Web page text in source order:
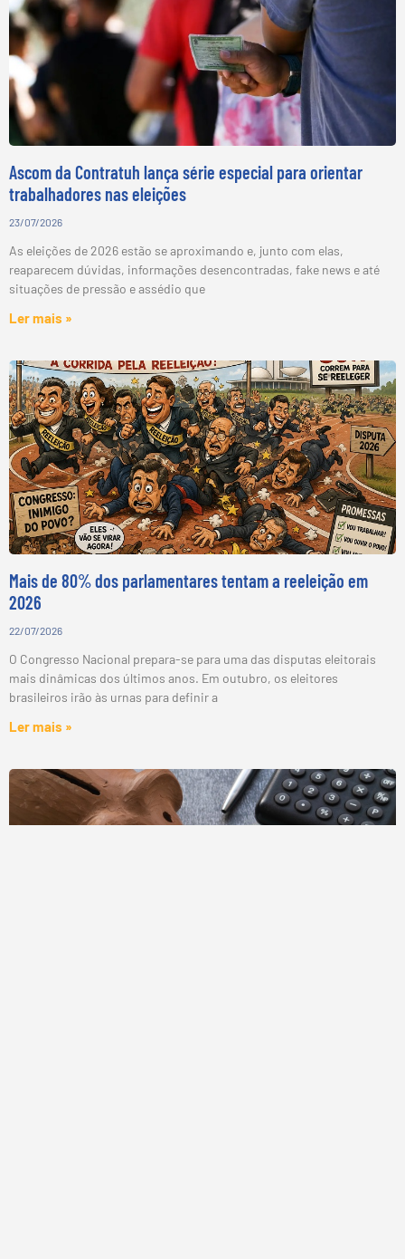
Ascom da Contratuh lança série especial para orientar
trabalhadores nas eleições
23/07/2026
As eleições de 2026 estão se aproximando e, junto com elas,
reaparecem dúvidas, informações desencontradas, fake news e até
situações de pressão e assédio que
Ler mais »
Mais de 80% dos parlamentares tentam a reeleição em
2026
22/07/2026
O Congresso Nacional prepara-se para uma das disputas eleitorais
mais dinâmicas dos últimos anos. Em outubro, os eleitores
brasileiros irão às urnas para definir a
Ler mais »